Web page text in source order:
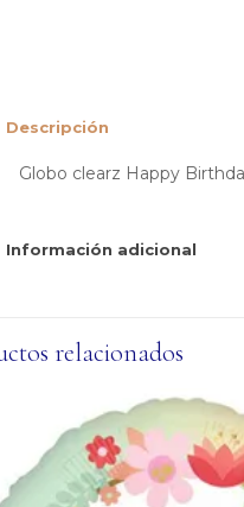
Descripción
Globo clearz Happy
Información adicional
relacionados